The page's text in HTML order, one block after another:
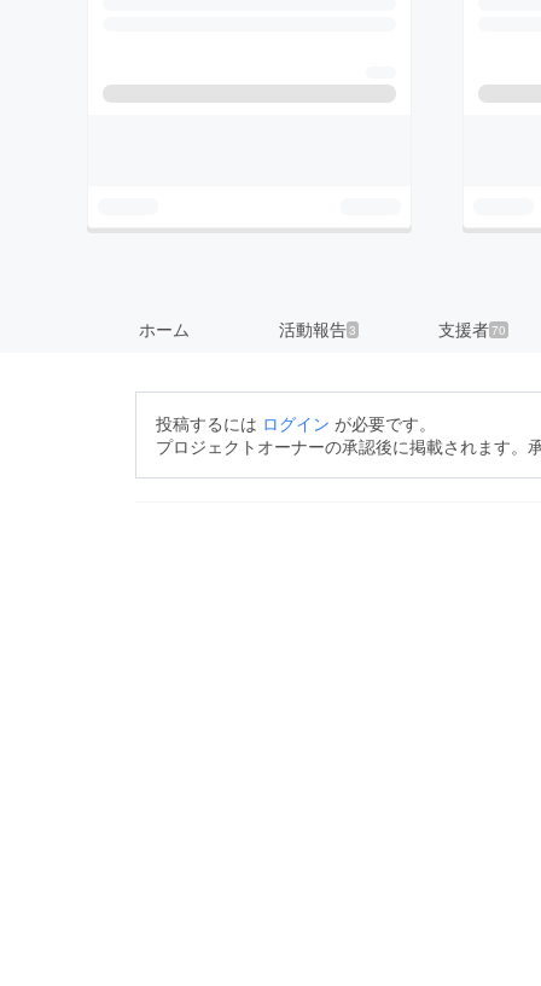
ホーム 活動報告3 支援者70
投稿するには ログイン が必要です。
プロジェクトオーナーの承認後に掲載されます。